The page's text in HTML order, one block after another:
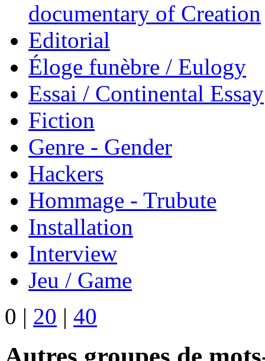
documentary of Creation
Editorial
Éloge funèbre / Eulogy
Essai / Continental Essay
Fiction
Genre - Gender
Hackers
Hommage - Trubute
Installation
Interview
Jeu / Game
0 | 20 | 40